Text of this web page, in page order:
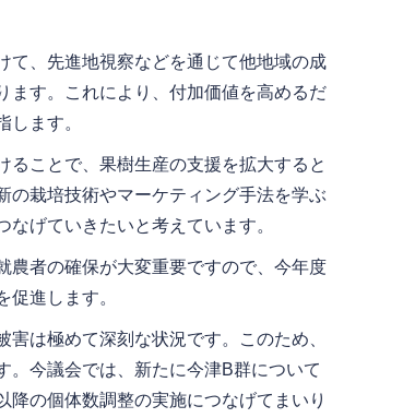
て、先進地視察などを通じて他地域の成
ます。これにより、付加価値を高めるだ
ます。
ることで、果樹生産の支援を拡大すると
の栽培技術やマーケティング手法を学ぶ
げていきたいと考えています。
農者の確保が大変重要ですので、今年度
進します。
は極めて深刻な状況です。このため、
。今議会では、新たに今津B群について
の個体数調整の実施につなげてまいり